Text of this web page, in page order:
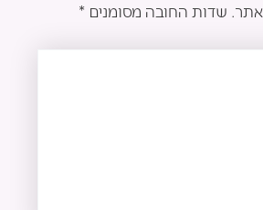
שדות החובה מסומנים *